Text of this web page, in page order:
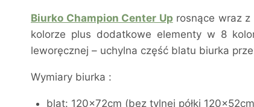
Biurko Champion Center Up rosnące wraz z
kolorze plus dodatkowe elementy w 8
leworęcznej – uchylna część blatu biurka
Wymiary biurka :
blat: 120x72cm (bez tylnej półki